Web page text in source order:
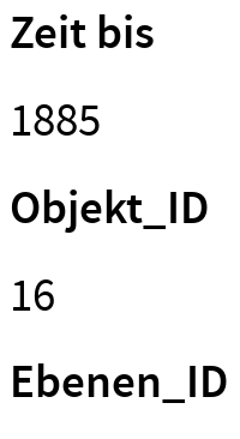
Zeit bis
1885
Objekt_ID
16
Ebenen_ID